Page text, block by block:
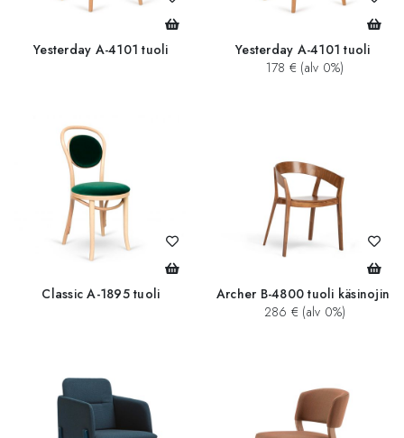
Yesterday A-4101 tuoli
Yesterday A-4101 tuoli
178 € (alv 0%)
Classic A-1895 tuoli
Archer B-4800 tuoli käsinojin
286 € (alv 0%)